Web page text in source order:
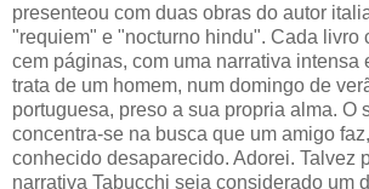
presenteou com duas obras do autor
"requiem" e "nocturno hindu". Cada livro
cem páginas, com uma narrativa intensa
trata de um homem, num domingo de
portuguesa, preso a sua propria alma. O
concentra-se na busca que um amigo
conhecido desaparecido. Adorei. Talvez
narrativa Tabucchi seja considerado um